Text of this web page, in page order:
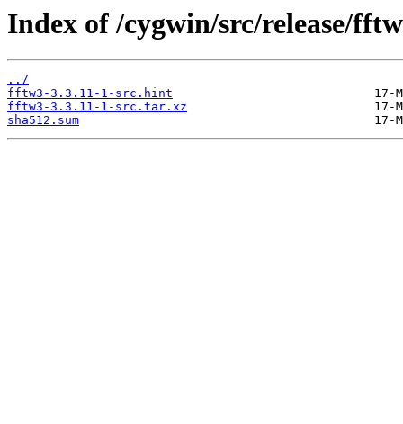
Index of /cygwin/src/release/
../
fftw3-3.3.11-1-src.hint
fftw3-3.3.11-1-src.tar.xz
sha512.sum